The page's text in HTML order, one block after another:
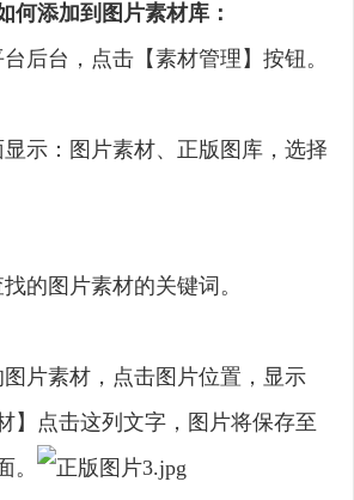
何添加到图片素材库：
后台，点击【素材管理】按钮。
示：图片素材、正版图库，选择
的图片素材的关键词。
片素材，点击图片位置，显示
】点击这列文字，图片将保存至
。